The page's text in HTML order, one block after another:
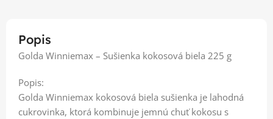
Popis
Golda Winniemax – Sušienka kokosová biela 225 g
Popis:
Golda Winniemax kokosová biela sušienka je lahodná
cukrovinka, ktorá kombinuje jemnú chuť kokosu s